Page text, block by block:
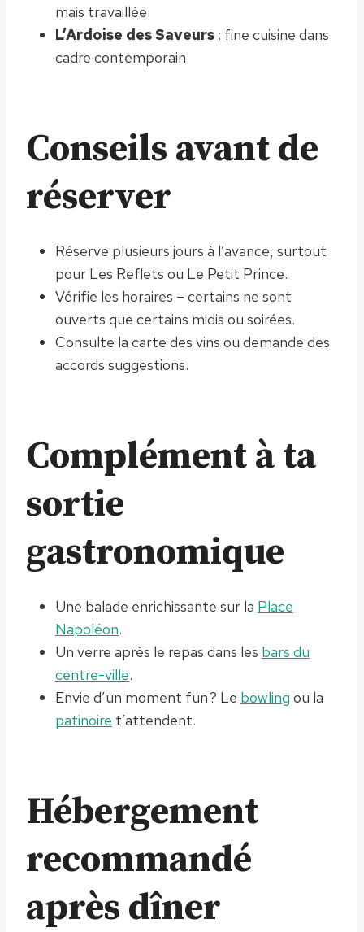
mais travaillée.
L’Ardoise des Saveurs : fine cuisine dans
cadre contemporain.
Conseils avant de
réserver
Réserve plusieurs jours à l’avance, surtout
pour Les Reflets ou Le Petit Prince.
Vérifie les horaires – certains ne sont
ouverts que certains midis ou soirées.
Consulte la carte des vins ou demande des
accords suggestions.
Complément à ta
sortie
gastronomique
Une balade enrichissante sur la Place
Napoléon.
Un verre après le repas dans les bars du
centre-ville.
Envie d’un moment fun ? Le bowling ou la
patinoire t’attendent.
Hébergement
recommandé
après dîner